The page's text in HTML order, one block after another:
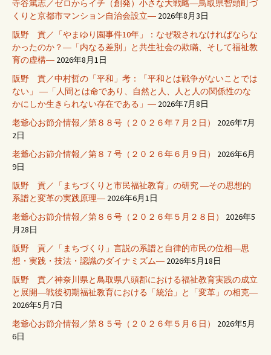
寺谷篤志／ゼロからイチ（創発）小さな大戦略―鳥取県智頭町づ
くりと京都市マンション自治会設立― 2026年8月3日
阪野 貢／「やまゆり園事件10年」：なぜ殺されなければならな
かったのか？―「内なる差別」と共生社会の欺瞞、そして福祉教
育の虚構― 2026年8月1日
阪野 貢／中村哲の「平和」考：「平和とは戦争がないことでは
ない」 ―「人間とは命であり、自然と人、人と人の関係性のな
かにしか生きられない存在である」― 2026年7月8日
老爺心お節介情報／第８８号（２０２６年７月２日）
2026年7月
2日
老爺心お節介情報／第８７号（２０２６年６月９日）
2026年6月
9日
阪野 貢／「まちづくりと市民福祉教育」の研究 ―その思想的
系譜と変革の実践原理― 2026年6月1日
老爺心お節介情報／第８６号（２０２６年５月２８日）
2026年5
月28日
阪野 貢／「まちづくり」言説の系譜と自律的市民の位相―思
想・実践・技法・認識のダイナミズム― 2026年5月18日
阪野 貢／神奈川県と鳥取県八頭郡における福祉教育実践の成立
と展開―戦後初期福祉教育における「統治」と「変革」の相克―
2026年5月7日
老爺心お節介情報／第８５号（２０２６年５月６日）
2026年5月
6日